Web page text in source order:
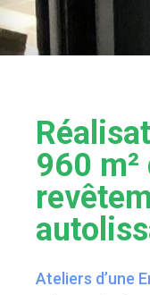
960 m²
Ateliers d’une